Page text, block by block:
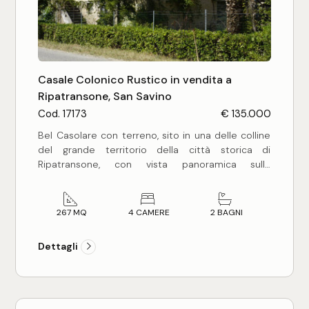
Casale Colonico Rustico in vendita a
Ripatransone, San Savino
Cod. 17173 € 135.000
Bel Casolare con terreno, sito in una delle colline
del grande territorio della città storica di
Ripatransone, con vista panoramica sulla
dalla costa e dal mare 10 km circa.
Il casolare è dislocato su due livelli per
mq 152 circa, costituito da 7 locali destinati
ripostiglio/fondaco; piano primo di mq 115 circa,
soggiorno con camino, cucina abitabile, quattro
267 MQ 4 CAMERE 2 BAGNI
Dettagli
Commerciali
Industriali
Terreni
Prezzo
Totale